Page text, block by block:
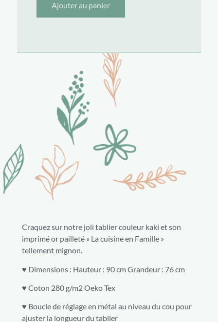
Ajouter au panier
Craquez sur notre joli tablier couleur kaki et son
imprimé or pailleté « La cuisine en Famille »
tellement mignon.
♥ Dimensions : Hauteur : 90 cm Grandeur : 76 cm
♥ Coton 280 g/m2 Oeko Tex
♥ Boucle de réglage en métal au niveau du cou pour
ajuster la longueur du tablier